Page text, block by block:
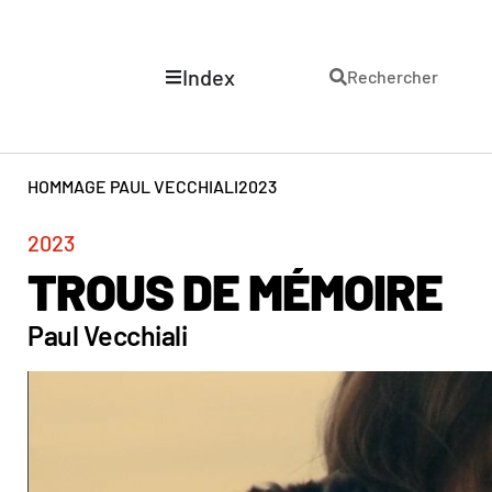
Rechercher
Index
HOMMAGE PAUL VECCHIALI2023
2023
TROUS DE MÉMOIRE
Paul Vecchiali